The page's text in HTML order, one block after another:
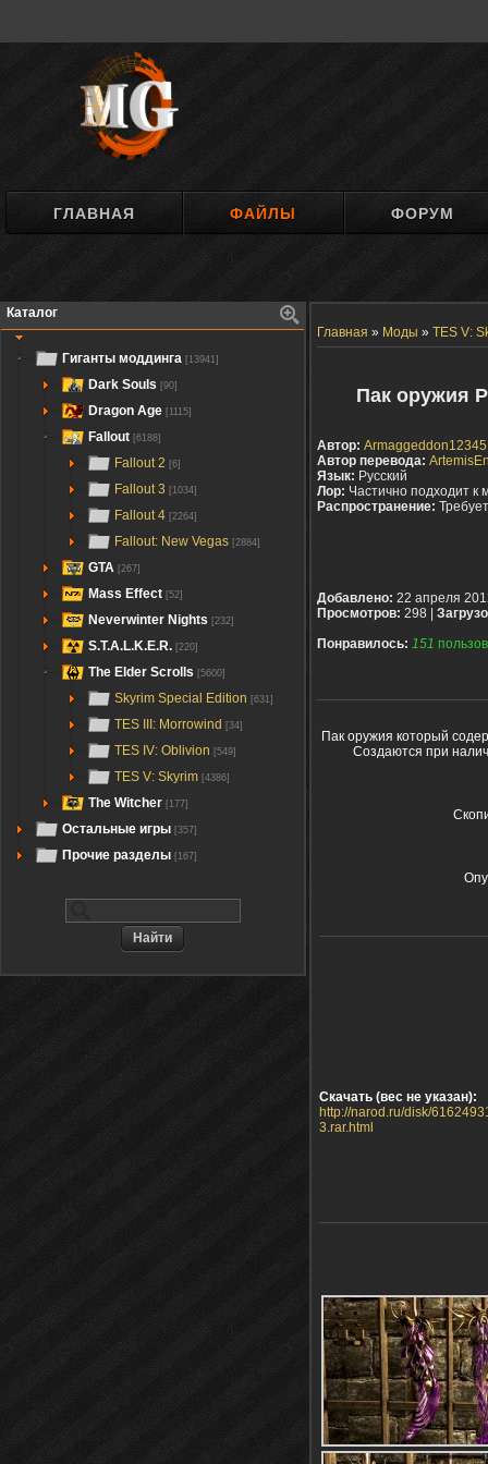
ГЛАВНАЯ ФАЙЛЫ ФОРУМ
Каталог
Гиганты моддинга [13941]
Dark Souls [90]
Dragon Age [1115]
Fallout [6188]
Fallout 2 [6]
Fallout 3 [1034]
Fallout 4 [2264]
Fallout: New Vegas [2884]
GTA [267]
Mass Effect [52]
Neverwinter Nights [232]
S.T.A.L.K.E.R. [220]
The Elder Scrolls [5600]
Skyrim Special Edition [631]
TES III: Morrowind [34]
TES IV: Oblivion [549]
TES V: Skyrim [4386]
The Witcher [177]
Остальные игры [357]
Прочие разделы [167]
Главная » Моды » TES V:
Пак оружия
Автор: Armaggeddon12345
Автор перевода:
Язык: Русский
Лор: Частично подходит к
Распространение:
Добавлено: 22 апреля
Просмотров: 298 |
Понравилось: 151
Пак оружия который
Создаются при
Скачать (вес не указан):
http://narod.ru/disk/
3.rar.html